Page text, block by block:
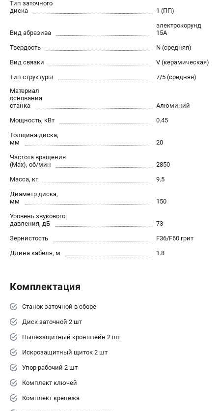
проспект Александровской Фермы, 29АЛ
8 (812) 317-66-20
вс - выходной
Тип заточного
диска
1 (ПП)
Вид абразива
электрокорунд
15А
Твердость
N (средняя)
Вид связки
V (керамическая)
Тип структуры
7/5 (средняя)
Материал
основания
станка
Алюминий
Мощность, кВт
0.45
Толщина диска,
мм
20
Частота вращения
(Max), об/мин
2850
Масса, кг
9.5
Диаметр диска,
мм
150
Уровень звукового
давления, дБ
73
Зернистость
F36/F60 грит
Длина кабеля, м
1.8
Комплектация
Станок заточной в сборе
Диск заточной 2 шт
Пылезащитный кронштейн 2 шт
Искрозащитный щиток 2 шт
Упор рабочий 2 шт
Комплект ключей
Комплект крепежа